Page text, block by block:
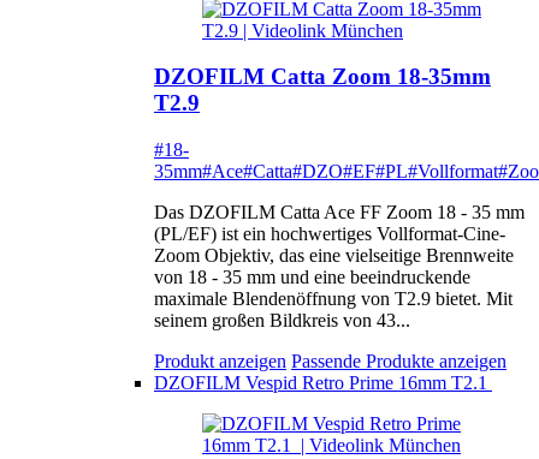
DZOFILM Catta Zoom 18-35mm
T2.9
#18-
35mm#Ace#Catta#DZO#EF#PL#Vollformat
Das DZOFILM Catta Ace FF Zoom 18 - 35 mm
(PL/EF) ist ein hochwertiges Vollformat-Cine-
Zoom Objektiv, das eine vielseitige Brennweite
von 18 - 35 mm und eine beeindruckende
maximale Blendenöffnung von T2.9 bietet. Mit
seinem großen Bildkreis von 43...
Produkt anzeigen Passende Produkte anzeigen
DZOFILM Vespid Retro Prime 16mm T2.1